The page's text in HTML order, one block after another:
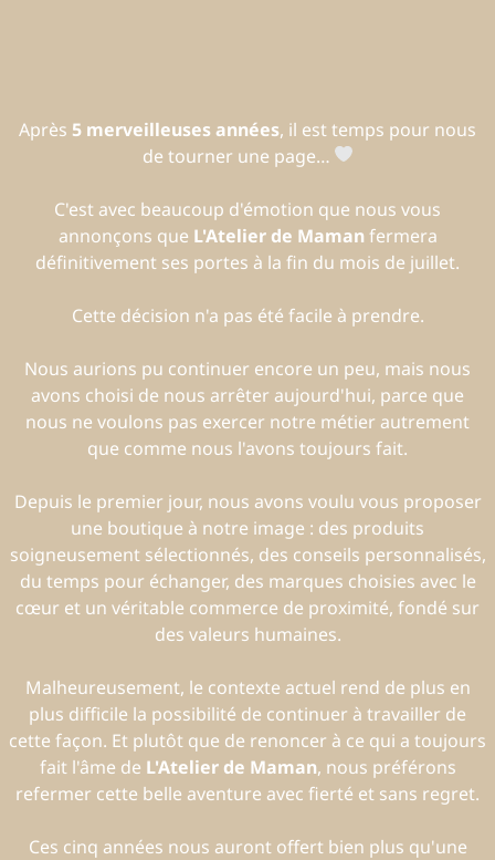
Après 5 merveilleuses années, il est temps pour nous
de tourner une page…
C'est avec beaucoup d'émotion que nous vous
annonçons que L'Atelier de Maman fermera
définitivement ses portes à la fin du mois de juillet.
Cette décision n'a pas été facile à prendre.
Nous aurions pu continuer encore un peu, mais nous
avons choisi de nous arrêter aujourd'hui, parce que
nous ne voulons pas exercer notre métier autrement
que comme nous l'avons toujours fait.
Depuis le premier jour, nous avons voulu vous proposer
une boutique à notre image : des produits
soigneusement sélectionnés, des conseils personnalisés,
du temps pour échanger, des marques choisies avec le
cœur et un véritable commerce de proximité, fondé sur
des valeurs humaines.
Malheureusement, le contexte actuel rend de plus en
plus difficile la possibilité de continuer à travailler de
cette façon. Et plutôt que de renoncer à ce qui a toujours
fait l'âme de L'Atelier de Maman, nous préférons
refermer cette belle aventure avec fierté et sans regret.
Ces cinq années nous auront offert bien plus qu'une